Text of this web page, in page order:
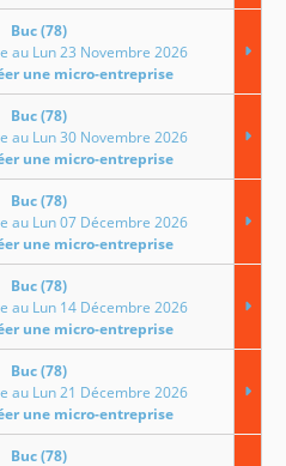
Buc (78)
au Lun 23 Novembre 2026
une micro-entreprise
Buc (78)
au Lun 30 Novembre 2026
une micro-entreprise
Buc (78)
au Lun 07 Décembre 2026
une micro-entreprise
Buc (78)
au Lun 14 Décembre 2026
une micro-entreprise
Buc (78)
au Lun 21 Décembre 2026
une micro-entreprise
Buc (78)